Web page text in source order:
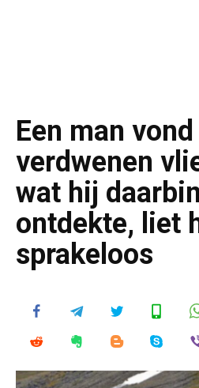
Een man
verdwenen
wat hij
ontdekte, liet
sprakeloos